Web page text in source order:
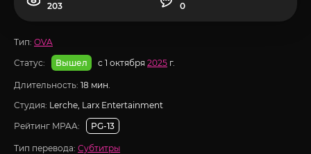
203
0
Тип: OVA
Статус:
Вышел с 1 октября 2025 г.
Длительность: 18 мин.
Студия: Lerche, Larx Entertainment
Рейтинг MPAA:
PG-13
Тип перевода: Субтитры